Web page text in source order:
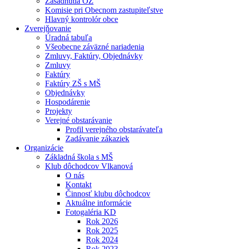
Komisie pri Obecnom zastupiteľstve
Hlavný kontrolór obce
Zverejňovanie
Úradná tabuľa
Všeobecne záväzné nariadenia
Zmluvy, Faktúry, Objednávky
Zmluvy
Faktúry
Faktúry ZŠ s MŠ
Objednávky
Hospodárenie
Projekty
Verejné obstarávanie
Profil verejného obstarávateľa
Zadávanie zákaziek
Organizácie
Základná škola s MŠ
Klub dôchodcov Vlkanová
O nás
Kontakt
Činnosť klubu dôchodcov
Aktuálne informácie
Fotogaléria KD
Rok 2026
Rok 2025
Rok 2024